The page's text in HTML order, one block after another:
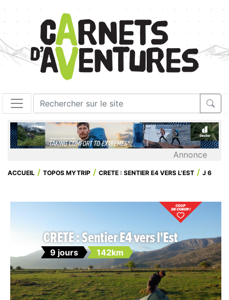
Annonce
ACCUEIL TOPOS MYTRIP CRETE : SENTIER E4 VERS L'EST J 6
CRETE : Sentier E4 vers l'Est
9 jours 142km